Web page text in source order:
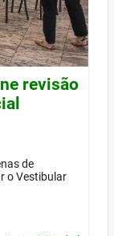
revisão
de
o Vestibular